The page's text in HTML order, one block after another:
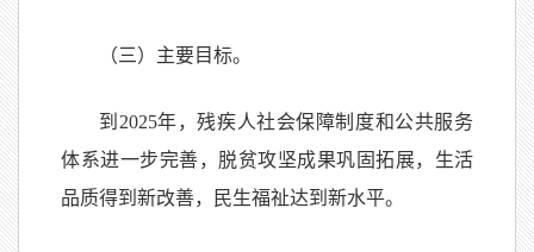
（三）主要目标。
到2025年，残疾人社会保障制度和公共服务
体系进一步完善，脱贫攻坚成果巩固拓展，生活
品质得到新改善，民生福祉达到新水平。